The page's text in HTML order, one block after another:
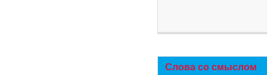
Слова со смыслом